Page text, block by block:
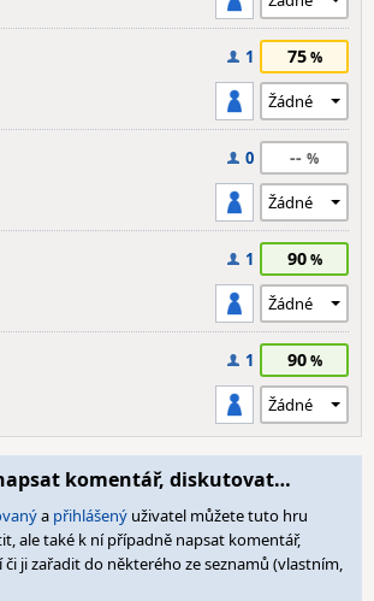
1 75
0 --
1 90
1 90
komentář, diskutovat…
a přihlášený uživatel můžete tuto hru
ale také k ní případně napsat komentář,
ji zařadit do některého ze seznamů (vlastním,